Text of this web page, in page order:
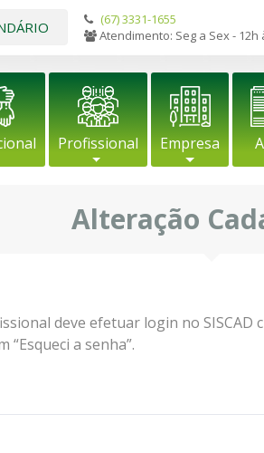
(67) 3331-1655
Atendimento: Seg a Sex - 12h
Profissional Empresa
Alteração
deve efetuar login no SISCAD
a senha”.